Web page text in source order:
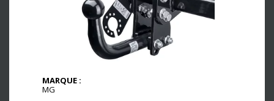
MARQUE :
MG